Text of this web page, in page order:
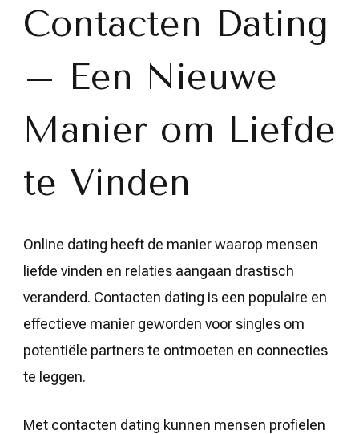
Contacten
Dating
in
Contacten Dating
– Een Nieuwe
Manier om Liefde
te Vinden
Online dating heeft de manier waarop mensen
liefde vinden en relaties aangaan drastisch
veranderd. Contacten dating is een populaire en
effectieve manier geworden voor singles om
potentiële partners te ontmoeten en connecties
te leggen.
Met contacten dating kunnen mensen profielen